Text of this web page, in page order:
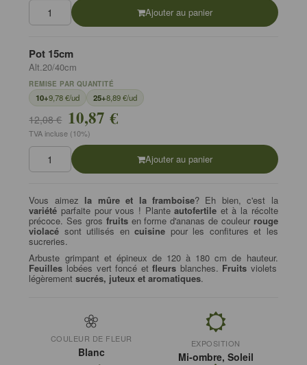
Ajouter au panier
Pot 15cm
Alt.20/40cm
REMISE PAR QUANTITÉ
10+9,78 €/ud 25+8,89 €/ud
12,08 € 10,87 €
TVA incluse (10%)
Ajouter au panier
Vous aimez la mûre et la framboise? Eh bien, c'est la
variété parfaite pour vous ! Planteautofertile et à la récolte
précoce. Ses gros fruitsen forme d'ananas de couleurrouge
violacé sont utilisés encuisine pour les confitures et les
sucreries.
Arbuste grimpant et épineux de 120 à 180 cm de hauteur.
Feuilles lobées vert foncé etfleurs blanches. Fruitsviolets
légèrementsucrés, juteux et aromatiques.
COULEUR DE FLEUR
Blanc
EXPOSITION
Mi-ombre, Soleil